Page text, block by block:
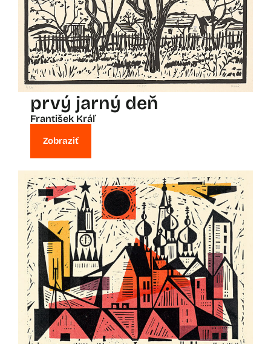
prvý jarný deň
František Kráľ
Zobraziť